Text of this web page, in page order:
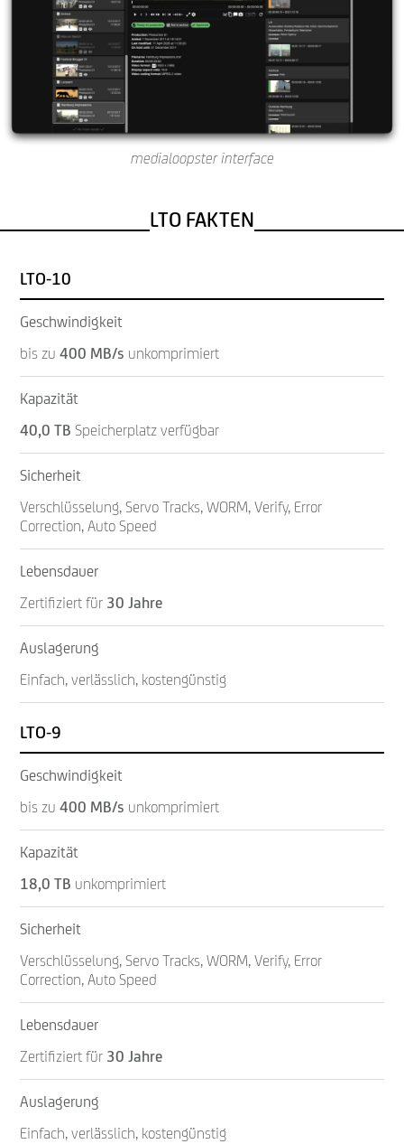
medialoopster interface
LTO FAKTEN
LTO-10
Geschwindigkeit
bis zu 400 MB/s unkomprimiert
Kapazität
40,0 TB Speicherplatz verfügbar
Sicherheit
Verschlüsselung, Servo Tracks, WORM, Verify, Error
Correction, Auto Speed
Lebensdauer
Zertifiziert für 30 Jahre
Auslagerung
Einfach, verlässlich, kostengünstig
LTO-9
Geschwindigkeit
bis zu 400 MB/s unkomprimiert
Kapazität
18,0 TB unkomprimiert
Sicherheit
Verschlüsselung, Servo Tracks, WORM, Verify, Error
Correction, Auto Speed
Lebensdauer
Zertifiziert für 30 Jahre
Auslagerung
Einfach, verlässlich, kostengünstig